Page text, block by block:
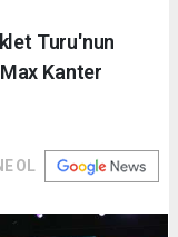
Turu'nun
Kanter
OL